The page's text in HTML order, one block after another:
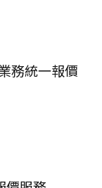
務統一報價